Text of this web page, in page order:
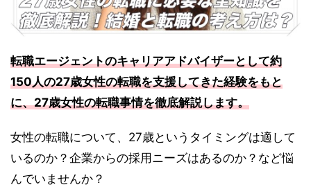
転職エージェントのキャリアアドバイザーとして約
150人の27歳女性の転職を支援してきた経験をもと
に、27歳女性の転職事情を徹底解説します。
女性の転職について、27歳というタイミングは適して
いるのか？企業からの採用ニーズはあるのか？など悩
んでいませんか？